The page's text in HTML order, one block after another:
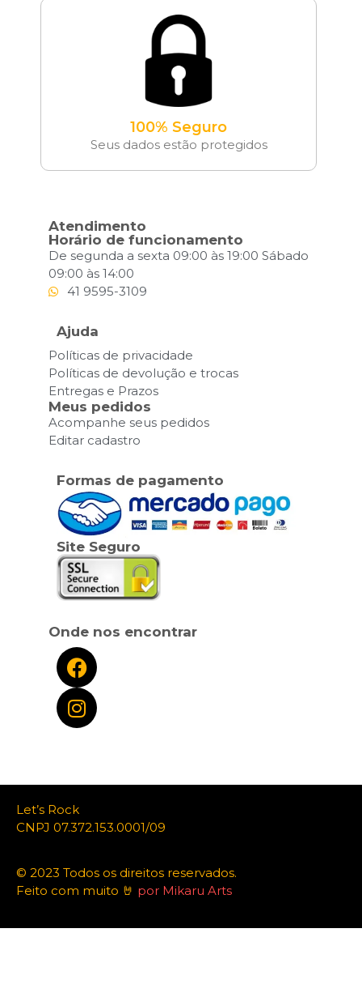
100% Seguro
Seus dados estão protegidos
Atendimento
Horário de funcionamento
De segunda a sexta 09:00 às 19:00 Sábado
09:00 às 14:00
41 9595-3109
Ajuda
Políticas de privacidade
Políticas de devolução e trocas
Entregas e Prazos
Meus pedidos
Acompanhe seus pedidos
Editar cadastro
Formas de pagamento
Site Seguro
Onde nos encontrar
Let’s Rock
CNPJ 07.372.153.0001/09
© 2023 Todos os direitos reservados.
Feito com muito 🤘 por Mikaru Arts